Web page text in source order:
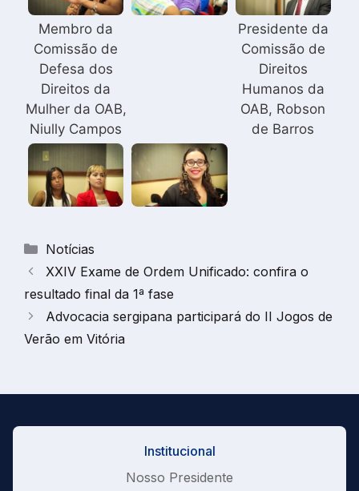
Membro da
Comissão de
Defesa dos
Direitos da
Mulher da OAB,
Niully Campos
Presidente da
Comissão de
Direitos
Humanos da
OAB, Robson
de Barros
Categorias
Notícias
XXIV Exame de Ordem Unificado: confira o
resultado final da 1ª fase
Advocacia sergipana participará do II Jogos de
Verão em Vitória
Institucional
Nosso Presidente